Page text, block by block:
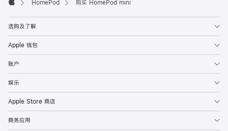
HomePod 购买 HomePod mini
选购及了解
Apple 钱包
账户
娱乐
Apple Store 商店
商务应用